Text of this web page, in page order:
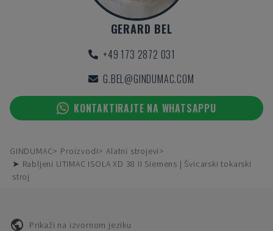
GERARD BEL
+49 173 2872 031
G.BEL@GINDUMAC.COM
KONTAKTIRAJTE NA WHATSAPPU
GINDUMAC Proizvodi
Alatni strojevi
➤ Rabljeni UTIMAC ISOLA XD 38 II Siemens | Švicarski tokarski
stroj
Prikaži na izvornom jeziku